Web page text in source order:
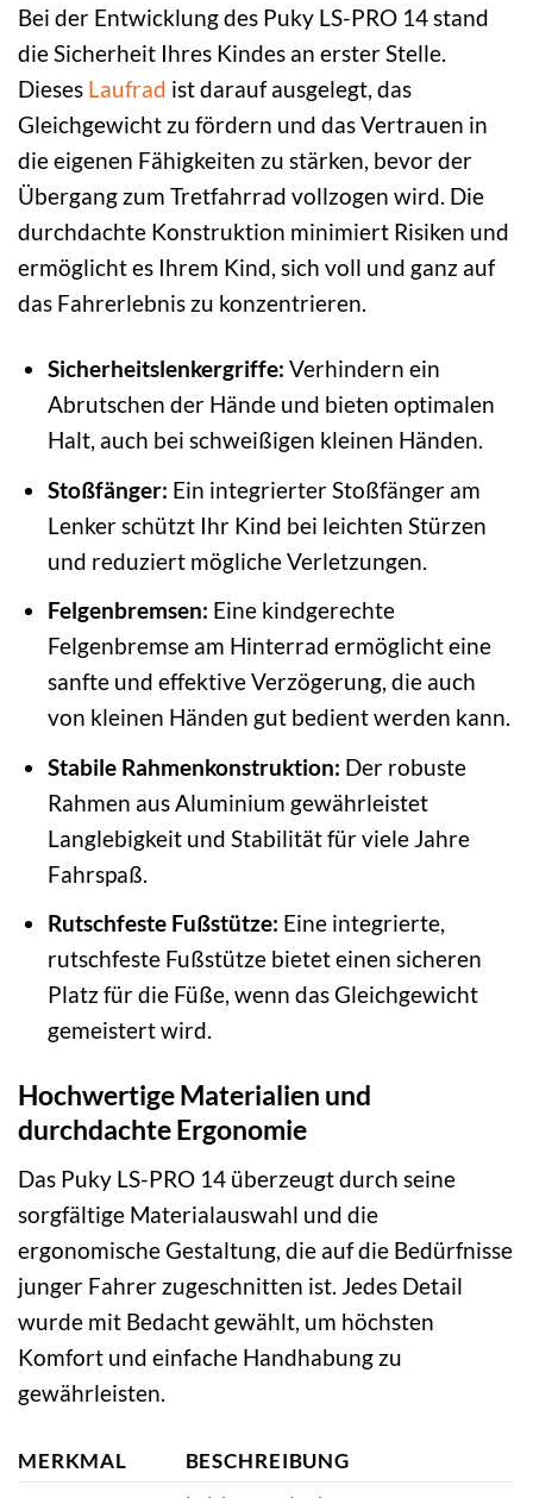
Bei der Entwicklung des Puky LS-PRO 14 stand
die Sicherheit Ihres Kindes an erster Stelle.
Dieses Laufrad ist darauf ausgelegt, das
Gleichgewicht zu fördern und das Vertrauen in
die eigenen Fähigkeiten zu stärken, bevor der
Übergang zum Tretfahrrad vollzogen wird. Die
durchdachte Konstruktion minimiert Risiken und
ermöglicht es Ihrem Kind, sich voll und ganz auf
das Fahrerlebnis zu konzentrieren.
Sicherheitslenkergriffe: Verhindern ein
Abrutschen der Hände und bieten optimalen
Halt, auch bei schweißigen kleinen Händen.
Stoßfänger: Ein integrierter Stoßfänger am
Lenker schützt Ihr Kind bei leichten Stürzen
und reduziert mögliche Verletzungen.
Felgenbremsen: Eine kindgerechte
Felgenbremse am Hinterrad ermöglicht eine
sanfte und effektive Verzögerung, die auch
von kleinen Händen gut bedient werden kann.
Stabile Rahmenkonstruktion: Der robuste
Rahmen aus Aluminium gewährleistet
Langlebigkeit und Stabilität für viele Jahre
Fahrspaß.
Rutschfeste Fußstütze: Eine integrierte,
rutschfeste Fußstütze bietet einen sicheren
Platz für die Füße, wenn das Gleichgewicht
gemeistert wird.
Hochwertige Materialien und
durchdachte Ergonomie
Das Puky LS-PRO 14 überzeugt durch seine
sorgfältige Materialauswahl und die
ergonomische Gestaltung, die auf die Bedürfnisse
junger Fahrer zugeschnitten ist. Jedes Detail
wurde mit Bedacht gewählt, um höchsten
Komfort und einfache Handhabung zu
gewährleisten.
MERKMAL
BESCHREIBUNG